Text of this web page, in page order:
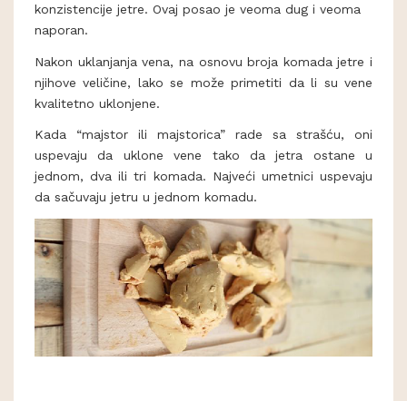
konzistencije jetre. Ovaj posao je veoma dug i veoma
naporan.
Nakon uklanjanja vena, na osnovu broja komada jetre i
njihove veličine, lako se može primetiti da li su vene
kvalitetno uklonjene.
Kada “majstor ili majstorica” rade sa strašću, oni
uspevaju da uklone vene tako da jetra ostane u
jednom, dva ili tri komada. Najveći umetnici uspevaju
da sačuvaju jetru u jednom komadu.